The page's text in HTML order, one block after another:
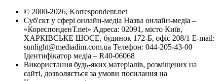
© 2000-2026, Korrespondent.net
Суб'єкт у сфері онлайн-медіа Назва онлайн-медіа –
«КореспонденТ.net» Адреса: 02091, місто Київ,
ХАРКІВСЬКЕ ШОСЕ, будинок 172-Б, офіс 208/1 E-mail:
sunlight@mediadim.com.ua Телефон: 044-205-43-00
Ідентифікатор медіа – R40-06068
Використання будь-яких матеріалів, розміщених на
сайті, дозволяється за умови посилання на